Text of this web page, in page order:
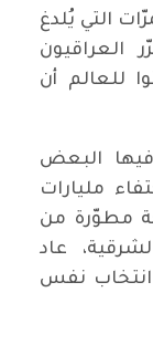
التي يُلدغ
العراقيون
للعالم أن
البعض
مليارات
مطوّرة من
عاد
انتخاب نفس